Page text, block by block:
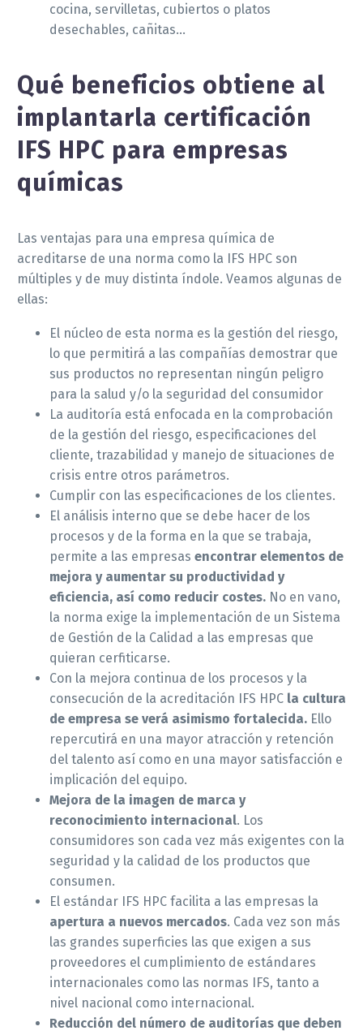
cocina, servilletas, cubiertos o platos
desechables, cañitas…
Qué beneficios obtiene al
implantarla certificación
IFS HPC para empresas
químicas
Las ventajas para una empresa química de
acreditarse de una norma como la IFS HPC son
múltiples y de muy distinta índole. Veamos algunas de
ellas:
El núcleo de esta norma es la gestión del riesgo,
lo que permitirá a las compañías demostrar que
sus productos no representan ningún peligro
para la salud y/o la seguridad del consumidor
La auditoría está enfocada en la comprobación
de la gestión del riesgo, especificaciones del
cliente, trazabilidad y manejo de situaciones de
crisis entre otros parámetros.
Cumplir con las especificaciones de los clientes.
El análisis interno que se debe hacer de los
procesos y de la forma en la que se trabaja,
permite a las empresas encontrar elementos de
mejora y aumentar su productividad y
eficiencia, así como reducir costes. No en vano,
la norma exige la implementación de un Sistema
de Gestión de la Calidad a las empresas que
quieran cerfiticarse.
Con la mejora continua de los procesos y la
consecución de la acreditación IFS HPC la cultura
de empresa se verá asimismo fortalecida. Ello
repercutirá en una mayor atracción y retención
del talento así como en una mayor satisfacción e
implicación del equipo.
Mejora de la imagen de marca y
reconocimiento internacional. Los
consumidores son cada vez más exigentes con la
seguridad y la calidad de los productos que
consumen.
El estándar IFS HPC facilita a las empresas la
apertura a nuevos mercados. Cada vez son más
las grandes superficies las que exigen a sus
proveedores el cumplimiento de estándares
internacionales como las normas IFS, tanto a
nivel nacional como internacional.
Reducción del número de auditorías que deben